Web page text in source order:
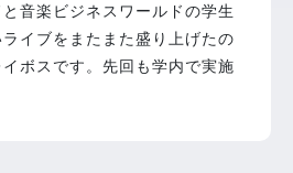
音楽ビジネスワールドの学生
イブをまたまた盛り上げたの
ボスです。先回も学内で実施